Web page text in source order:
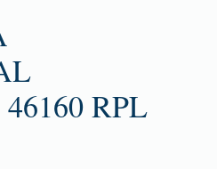
RPL